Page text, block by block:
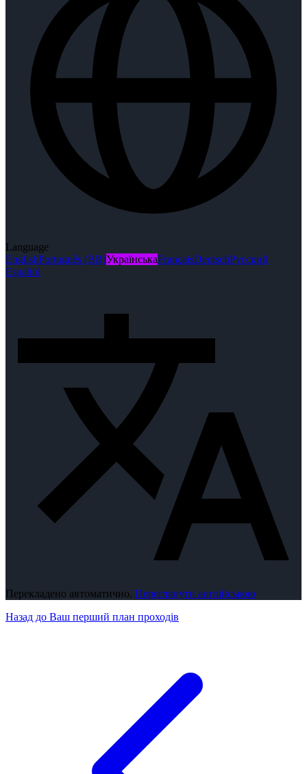
Language
EnglishPortuguês (BR)УкраїнськаFrançaisDeutschРусский
Español
Перекладено автоматично. Переглянути англійською
Назад до Ваш перший план проходів